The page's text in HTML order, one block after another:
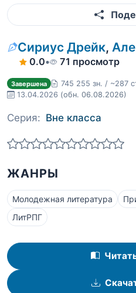
Сириус Дрейк,
0.0• 71 просмотр
Завершена
745 255 зн. / ~287
13.04.2026 (обн. 06.08.2026)
Серия: Вне класса
ЖАНРЫ
Молодежная литература
ЛитРПГ